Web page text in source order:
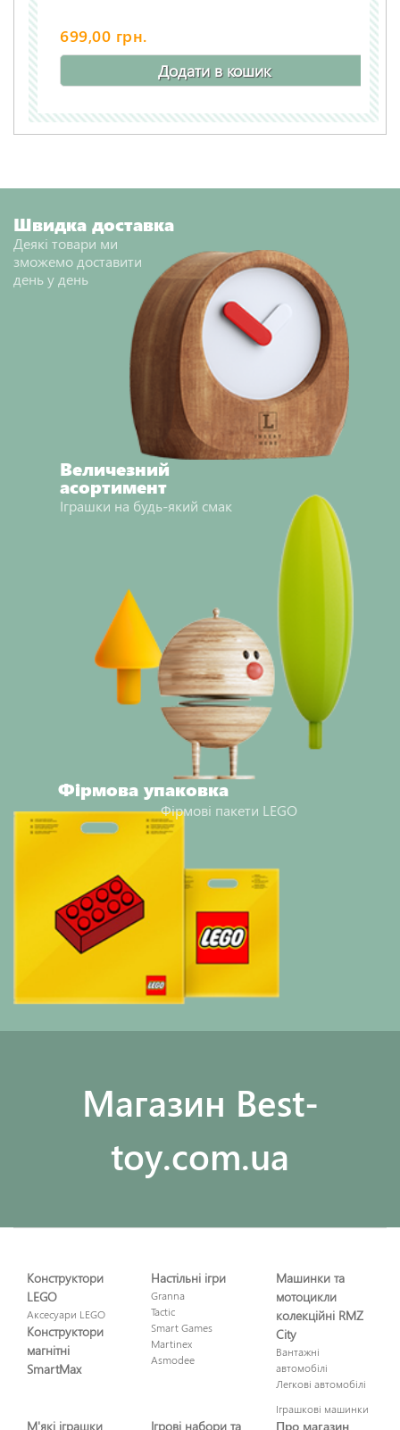
699,00 грн.
Додати в кошик
Швидка доставка
Деякі товари ми
зможемо доставити
день у день
Величезний
асортимент
Іграшки на будь-який смак
Фірмова упаковка
Фірмові пакети LEGO
Maгазин Best-
toy.com.ua
Конструктори
LEGO
Аксесуари LEGO
Конструктори
магнітні
SmartMax
Настільні ігри
Granna
Tactic
Smart Games
Martinex
Asmodee
Машинки та
мотоцикли
колекційні RMZ
City
Вантажні
автомобілі
Легкові автомобілі
Іграшкові машинки
М'які іграшки Ігрові набори та Про магазин